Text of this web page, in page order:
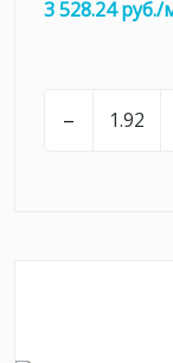
3 528.24 руб./
–